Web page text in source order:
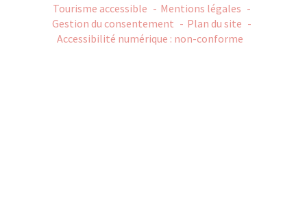
Tourisme accessible
Mentions légales
Gestion du consentement
Plan du site
Accessibilité numérique : non-conforme